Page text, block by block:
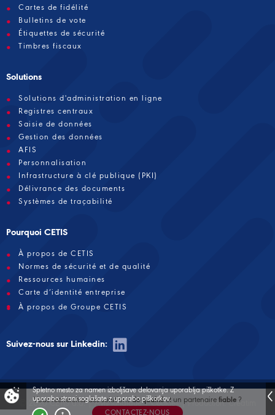
Vous recherchez des solutionsde qualitéet un partenaire fiable ?
CONTACTEZ-NOUS
Cartes de fidélité
Bulletins de vote
Étiquettes de sécurité
Timbres fiscaux
Solutions
Solutions d'administration en ligne
Registres centraux
Saisie de données
Gestion des données
AFIS
Personnalisation
Infrastructure à clé publique (PKI)
Délivrance des documents
Systèmes de traçabilité
Pourquoi CETIS
À propos de CETIS
Normes de sécurité et de qualité
Ressources humaines
Carte d’identité entreprise
À propos de Groupe CETIS
Suivez-nous sur Linkedin:
© 2026 CETIS d.d. |Avis juridique |Cookies | Production:Creatim
Spletno mesto za namen izboljšave delovanja uporablja piškotke.Z
uporabo strani soglašate z uporabo piškotkov.